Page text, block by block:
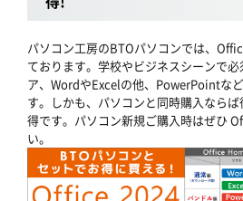
パソコン工房のBTOパソコンでは、
ております。学校やビジネスシーンで
ア、WordやExcelの他、PowerPointな
す。しかも、パソコンと同時購入なら
得です。パソコン新規ご購入時はぜひ
い。